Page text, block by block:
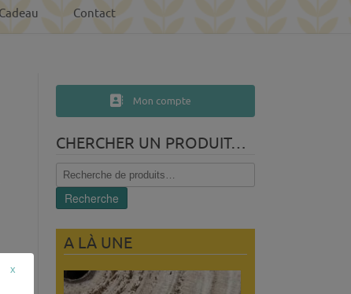
Contact
Mon compte
CHERCHER UN PRODUIT…
Recherche
pour :
Recherche
A LÀ UNE
x